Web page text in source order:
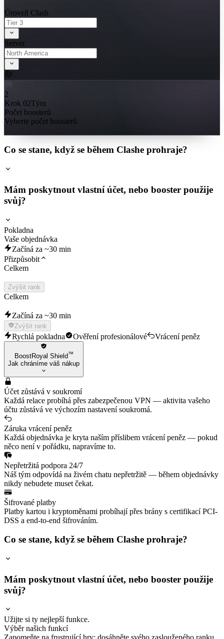
Úroveň Clash
Server
2
Krok 02Tým
Počet boosterů
Vyberte počet boosterů
Co se stane, když se během Clashe prohraje?
Mám poskytnout vlastní účet, nebo booster použije
svůj?
Pokladna
Vaše objednávka
Začíná za ~30 min
Přizpůsobit
Celkem
Zvýšit rank
Celkem
Začíná za ~30 min
Zvýšit rank
Rychlá pokladna Ověření profesionálové Vrácení peněz
BoostRoyal Shield™
Jak chráníme váš nákup
Účet zůstává v soukromí
Každá relace probíhá přes zabezpečenou VPN — aktivita vašeho
účtu zůstává ve výchozím nastavení soukromá.
Záruka vrácení peněz
Každá objednávka je kryta naším příslibem vrácení peněz — pokud
něco není v pořádku, napravíme to.
Nepřetržitá podpora 24/7
Náš tým odpovídá na živém chatu nepřetržitě — během objednávky
nikdy nebudete muset čekat.
Šifrované platby
Platby kartou i kryptoměnami probíhají přes brány s certifikací PCI-
DSS a end-to-end šifrováním.
Co se stane, když se během Clashe prohraje?
Mám poskytnout vlastní účet, nebo booster použije
svůj?
Užijte si ty nejlepší funkce.
Výběr našich funkcí